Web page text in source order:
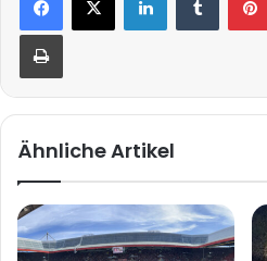
Drucken
Ähnliche Artikel